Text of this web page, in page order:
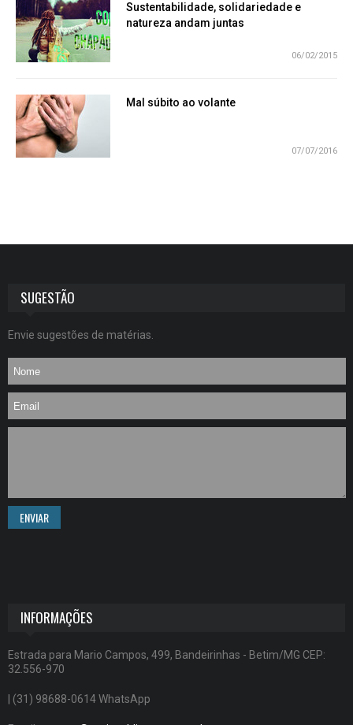
Sustentabilidade, solidariedade e
natureza andam juntas
06/02/2015
Mal súbito ao volante
07/07/2016
SUGESTÃO
Envie sugestões de matérias.
ENVIAR
INFORMAÇÕES
Estrada para Mario Campos, 499, Bandeirinhas - Betim/MG CEP:
32.556-970
| (31) 98688-0614 WhatsApp